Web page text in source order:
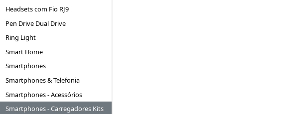
Headsets com Fio RJ9
Pen Drive Dual Drive
Ring Light
Smart Home
Smartphones
Smartphones & Telefonia
Smartphones - Acessórios
Smartphones - Carregadores Kits